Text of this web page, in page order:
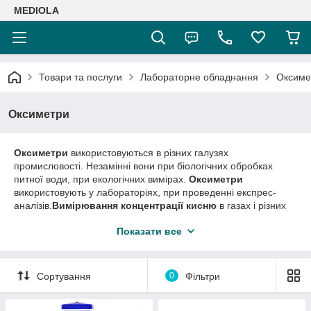
MEDIOLA
Товари та послуги Лабораторне обладнання
Оксиметри
Оксиметри використовуються в різних галузях
промисловості. Незамінні вони при біологічних обробках
питної води, при екологічних вимірах. Оксиметри
використовують у лабораторіях, при проведенні експрес-
аналізів. Вимірювання концентрації кисню в газах і різних
нафтохімічної, нафтопереробної, харчової та ін Якщо
кількість розчиненого кисню.
Розчинений кисень не збігається з киснем, що міститься в
молекулі води. Кисень проникає у воду за рахунок дифузії з
навколишнього повітря, при аерації, і в якості побічного
Показати все
Сортування 0 Фільтри